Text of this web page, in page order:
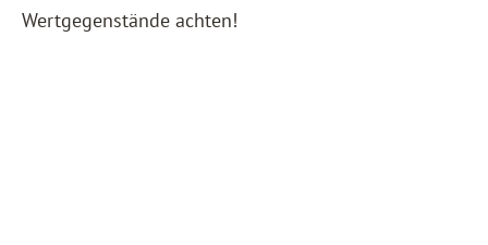
Wertgegenstände achten!